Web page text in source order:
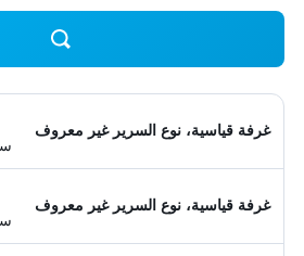
غرفة قياسية، نوع السرير غير معروف
غرفة قياسية، نوع السرير غير معروف